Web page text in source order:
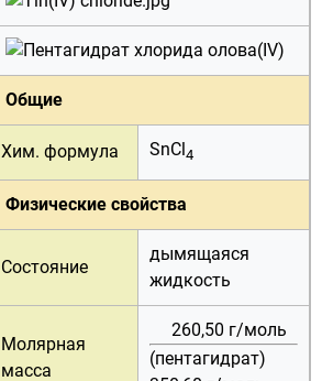
Общие
Хим. формула SnCl4
Физические свойства
Состояние
дымящаяся
жидкость
Молярная
масса
260,50 г/моль
(пентагидрат)